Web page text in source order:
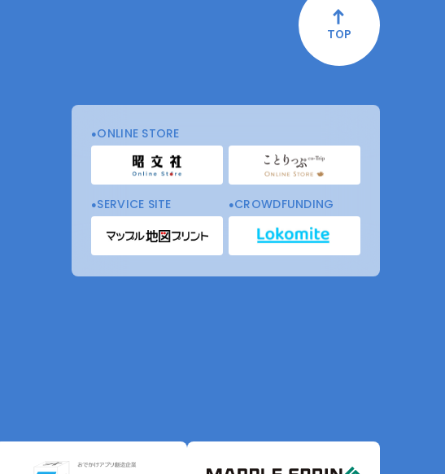
TOP
ONLINE STORE
SERVICE SITE CROWDFUNDING